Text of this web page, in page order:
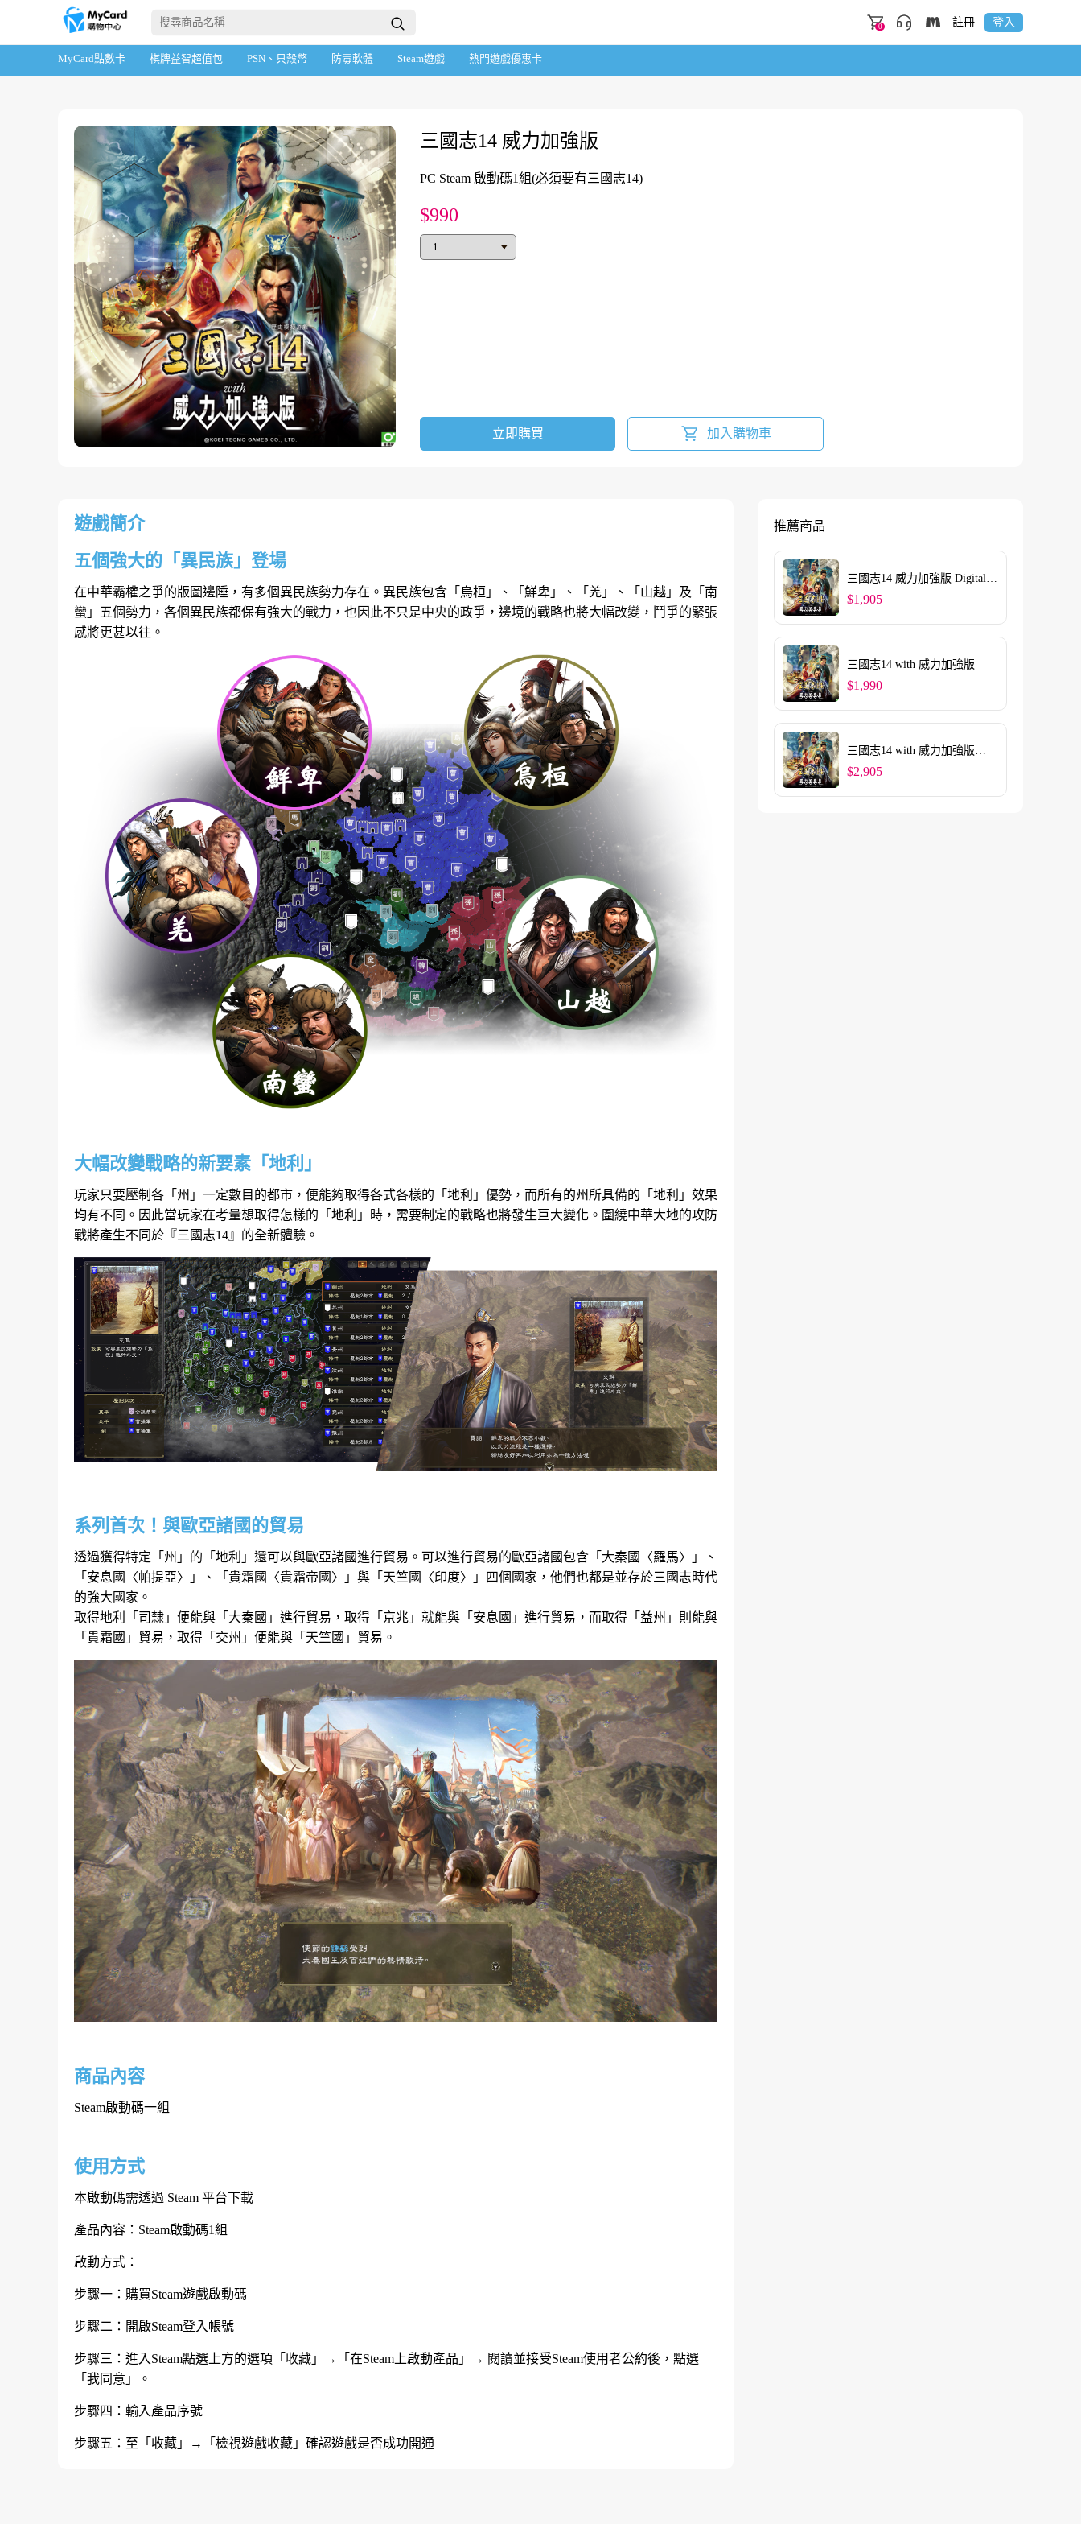
0 註冊 登入
MyCard點數卡 棋牌益智超值包 PSN、貝殼幣 防毒軟體 Steam遊戲 熱門遊戲優惠卡
首頁 Steam遊戲 三國志14
三國志14 威力加強版
PC Steam 啟動碼1組(必須要有三國志14)
$990
立即購買 加入購物車
遊戲簡介
五個強大的「異民族」登場
在中華霸權之爭的版圖邊陲，有多個異民族勢力存在。異民族包含「烏桓」、「鮮卑」、「羌」、「山越」及「南
蠻」五個勢力，各個異民族都保有強大的戰力，也因此不只是中央的政爭，邊境的戰略也將大幅改變，鬥爭的緊張
感將更甚以往。
大幅改變戰略的新要素「地利」
玩家只要壓制各「州」一定數目的都市，便能夠取得各式各樣的「地利」優勢，而所有的州所具備的「地利」效果
均有不同。因此當玩家在考量想取得怎樣的「地利」時，需要制定的戰略也將發生巨大變化。圍繞中華大地的攻防
戰將產生不同於『三國志14』的全新體驗。
系列首次！與歐亞諸國的貿易
透過獲得特定「州」的「地利」還可以與歐亞諸國進行貿易。可以進行貿易的歐亞諸國包含「大秦國〈羅馬〉」、
「安息國〈帕提亞〉」、「貴霜國〈貴霜帝國〉」與「天竺國〈印度〉」四個國家，他們也都是並存於三國志時代
的強大國家。
取得地利「司隸」便能與「大秦國」進行貿易，取得「京兆」就能與「安息國」進行貿易，而取得「益州」則能與
「貴霜國」貿易，取得「交州」便能與「天竺國」貿易。
商品內容
Steam啟動碼一組
使用方式
本啟動碼需透過 Steam 平台下載
產品內容：Steam啟動碼1組
啟動方式：
步驟一：購買Steam遊戲啟動碼
步驟二：開啟Steam登入帳號
步驟三：進入Steam點選上方的選項「收藏」→「在Steam上啟動產品」→ 閱讀並接受Steam使用者公約後，點選
「我同意」。
步驟四：輸入產品序號
步驟五：至「收藏」→「檢視遊戲收藏」確認遊戲是否成功開通
推薦商品
三國志14 威力加強版 Digital
Deluxe Edition
$1,905
三國志14 with 威力加強版
$1,990
三國志14 with 威力加強版
Digital Deluxe Edition
$2,905